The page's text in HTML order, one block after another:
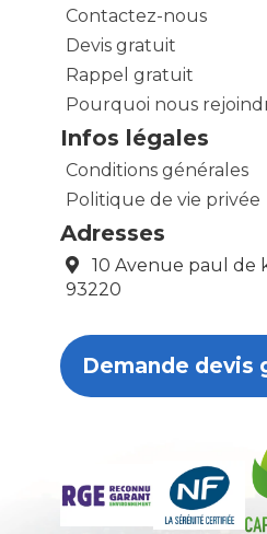
Contactez-nous
Devis gratuit
Rappel gratuit
Pourquoi nous
Infos légales
Conditions générales
Politique de vie privée
Adresses
10 Avenue paul de
93220
Demande devis